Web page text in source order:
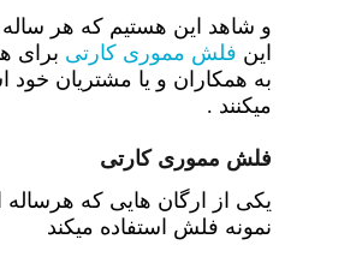
و شاهد این هستیم که هر ساله
این فلش مموری کارتی برای
به همکاران و یا مشتریان خود
میکنند .
فلش مموری کارتی
یکی از ارگان هایی که هرساله
نمونه فلش استفاده میکند